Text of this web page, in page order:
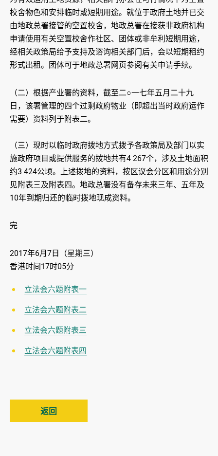
校舍物色和安排临时或短期用途。就位于政府土地并已交
由地政总署接管的空置校舍，地政总署在接获非政府机构
申请使用有关空置校舍作社区、团体或非牟利短期用途，
经相关政策局给予支持及谘询相关部门后，会以短期租约
形式出租。团体可于地政总署网页参阅有关申请手续。
（二）根据产业署的资料，截至二○一七年五月二十九
日，该署管理的四个过剩政府物业（即超出当时政府运作
需要）资料列于附表二。
（三）现时以临时政府拨地方式拨予各政策局及部门以实
施政府项目或提供服务的拨地共有4 267个，涉及土地面积
约3 424公顷。上述拨地的资料，按区议会分区和用途分别
见附表三及附表四。地政总署没有备存未来三年、五年及
10年到期归还的临时拨地现成资料。
完
2017年6月7日（星期三）
香港时间17时05分
立法会六题附表一
立法会六题附表二
立法会六题附表三
立法会六题附表四
返回